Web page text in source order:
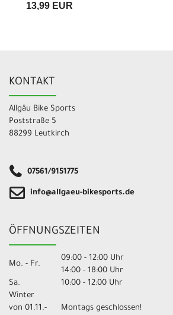
13,99 EUR
KONTAKT
Allgäu Bike Sports
Poststraße 5
88299 Leutkirch
07561/9151775
info@allgaeu-bikesports.de
ÖFFNUNGSZEITEN
Mo. - Fr.
09:00 - 12:00 Uhr
14:00 - 18:00 Uhr
Sa.
10:00 - 12:00 Uhr
Winter
von 01.11.-
Montags geschlossen!